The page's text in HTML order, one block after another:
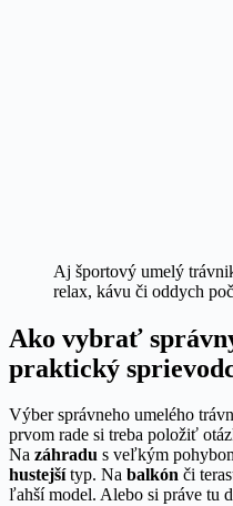
Aj športový umelý
relax, kávu či oddych
Ako vybrať
praktický
Výber správneho umelého
prvom rade si treba položiť
Na záhradu s veľkým
hustejšítyp. Na balkón či
ľahší model. Alebo si práve tu